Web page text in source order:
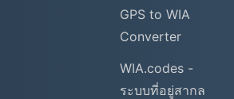
GPS to WIA
Converter
WIA.codes -
ระบบที่อยู่สากล